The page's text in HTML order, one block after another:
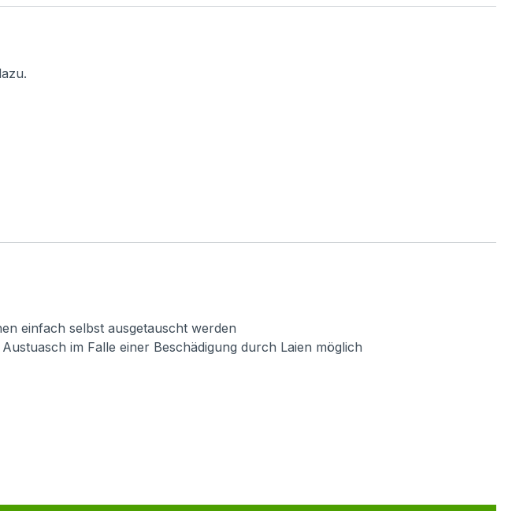
einfach selbst ausgetauscht werden
im Falle einer Beschädigung durch Laien möglich